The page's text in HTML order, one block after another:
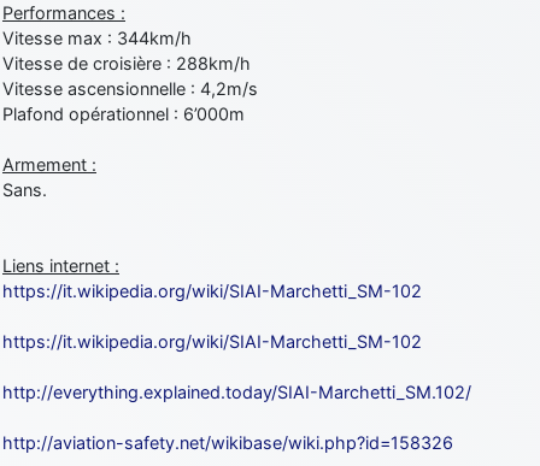
Performances :
Vitesse max : 344km/h
Vitesse de croisière : 288km/h
Vitesse ascensionnelle : 4,2m/s
Plafond opérationnel : 6’000m
Armement :
Sans.
Liens internet :
https://it.wikipedia.org/wiki/SIAI-Marchetti_SM-102
https://it.wikipedia.org/wiki/SIAI-Marchetti_SM-102
http://everything.explained.today/SIAI-Marchetti_SM.102/
http://aviation-safety.net/wikibase/wiki.php?id=158326